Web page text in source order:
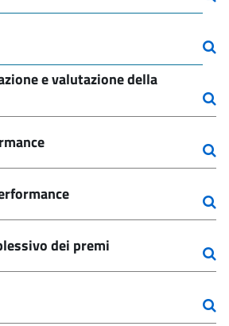
e valutazione della
dei premi